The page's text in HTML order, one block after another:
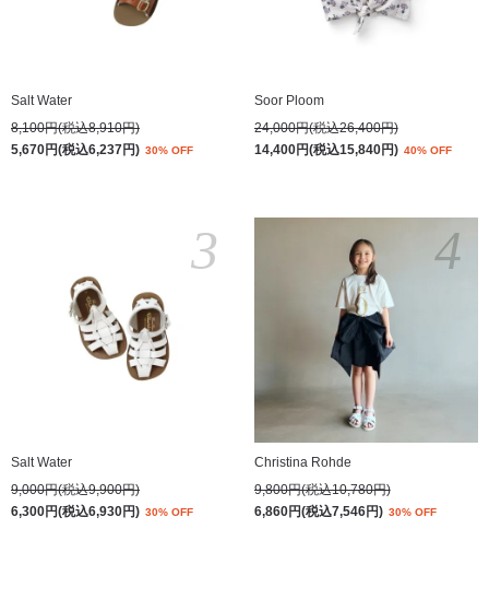
Salt Water
8,100円(税込8,910円)
5,670円(税込6,237円) 30% OFF
Soor Ploom
24,000円(税込26,400円)
14,400円(税込15,840円) 40% OFF
Salt Water
9,000円(税込9,900円)
6,300円(税込6,930円) 30% OFF
3
Christina Rohde
9,800円(税込10,780円)
6,860円(税込7,546円) 30% OFF
4